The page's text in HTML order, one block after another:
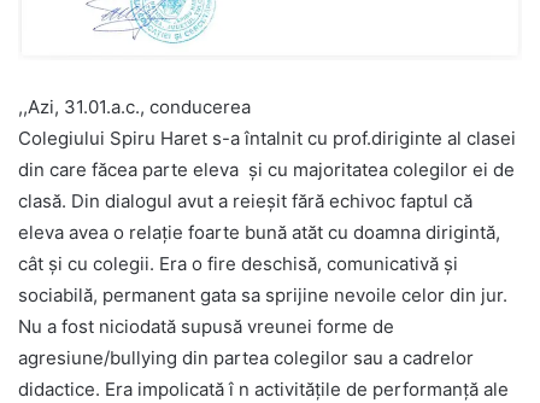
,,Azi, 31.01.a.c., conducerea
Colegiului Spiru Haret s-a întalnit cu prof.diriginte al clasei
din care făcea parte eleva și cu majoritatea colegilor ei de
clasă. Din dialogul avut a reieșit fără echivoc faptul că
eleva avea o relație foarte bună atăt cu doamna dirigintă,
cât și cu colegii. Era o fire deschisă, comunicativă și
sociabilă, permanent gata sa sprijine nevoile celor din jur.
Nu a fost niciodată supusă vreunei forme de
agresiune/bullying din partea colegilor sau a cadrelor
didactice. Era impolicată î n activitățile de performanță ale